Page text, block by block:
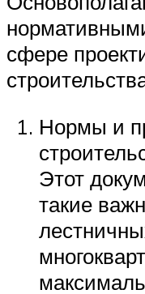
сфере
Нормы и
Этот
такие